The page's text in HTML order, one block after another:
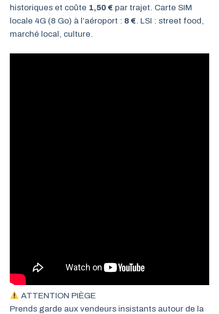
historiques et coûte 1,50 € par trajet. Carte SIM
locale 4G (8 Go) à l’aéroport : 8 €. LSI : street food,
marché local, culture.
ATTENTION PIÈGE
Prends garde aux vendeurs insistants autour de la